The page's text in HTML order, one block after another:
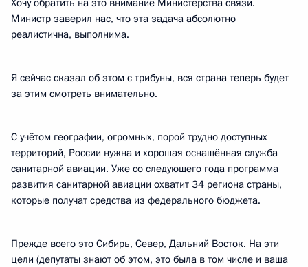
Хочу обратить на это внимание Министерства связи.
Министр заверил нас, что эта задача абсолютно
реалистична, выполнима.
Я сейчас сказал об этом с трибуны, вся страна теперь будет
за этим смотреть внимательно.
С учётом географии, огромных, порой трудно доступных
территорий, России нужна и хорошая оснащённая служба
санитарной авиации. Уже со следующего года программа
развития санитарной авиации охватит 34 региона страны,
которые получат средства из федерального бюджета.
Прежде всего это Сибирь, Север, Дальний Восток. На эти
цели (депутаты знают об этом, это была в том числе и ваша